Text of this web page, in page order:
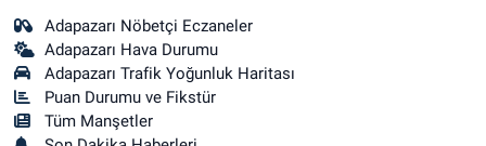
Adapazarı Nöbetçi Eczaneler
Adapazarı Hava Durumu
Adapazarı Trafik Yoğunluk Haritası
Puan Durumu ve Fikstür
Tüm Manşetler